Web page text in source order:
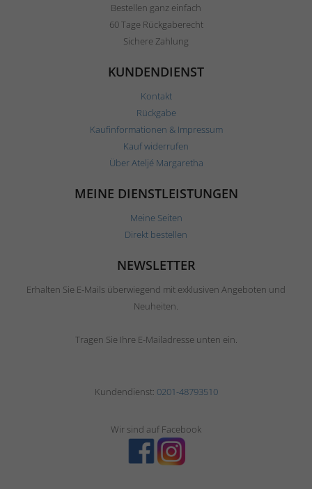
Bestellen ganz einfach
60 Tage Rückgaberecht
Sichere Zahlung
KUNDENDIENST
Kontakt
Rückgabe
Kaufinformationen & Impressum
Kauf widerrufen
Über Ateljé Margaretha
MEINE DIENSTLEISTUNGEN
Meine Seiten
Direkt bestellen
NEWSLETTER
Erhalten Sie E-Mails überwiegend mit exklusiven Angeboten und
Neuheiten.
Tragen Sie Ihre E-Mailadresse unten ein.
Kundendienst: 0201-48793510
Wir sind auf Facebook